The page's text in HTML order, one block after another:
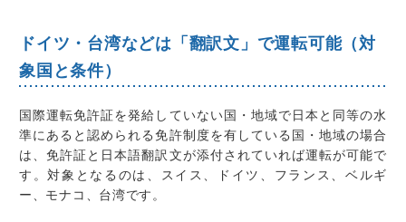
ドイツ・台湾などは「翻訳文」で運転可能（対
象国と条件）
国際運転免許証を発給していない国・地域で日本と同等の水
準にあると認められる免許制度を有している国・地域の場合
は、免許証と日本語翻訳文が添付されていれば運転が可能で
す。対象となるのは、スイス、ドイツ、フランス、ベルギ
ー、モナコ、台湾です。